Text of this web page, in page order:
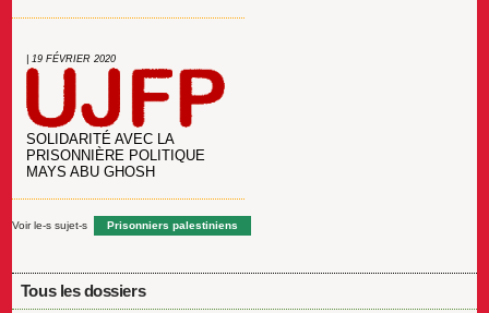
| 19 FÉVRIER 2020
SOLIDARITÉ AVEC LA
PRISONNIÈRE POLITIQUE
MAYS ABU GHOSH
Voir le-s sujet-s Prisonniers palestiniens
Tous les dossiers